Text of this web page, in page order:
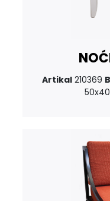
Artikal210369